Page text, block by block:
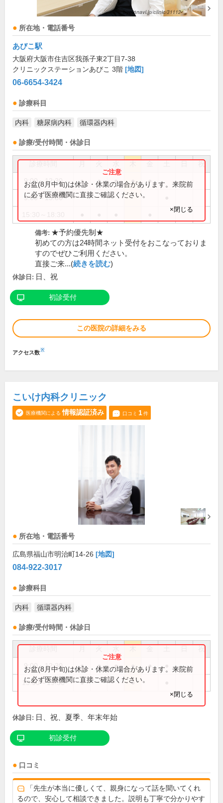
所在地・電話番号
あびこ駅
大阪府大阪市住吉区我孫子東2丁目7-38
クリニックステーションあびこ 3階 [地図]
06-6654-3424
診療科目
内科 糖尿病内科 循環器内科
診療/受付時間・休診日
祝
9:00～12:30 ● ● ● ● ●
9:00～13:30
お盆(8月中旬)は休診・休業の場合があります。来院前
に必ず医療機関に直接ご確認ください。
×閉じる
備考: ★予約優先制★
初めての方は24時間ネット受付をおこなっておりま
すのでぜひご利用ください。
直接ご来...(続きを読む)
休診日: 日、祝
初診受付
この医院の詳細をみる
アクセス数※
こいけ内科クリニック
医療機関による 情報認証済み 口コミ 1件
所在地・電話番号
広島県福山市明治町14-26 [地図]
084-922-3017
診療科目
内科 循環器内科
診療/受付時間・休診日
祝
9:00～12:30 ● ● ● ● ●
15:00～19:30 ● ●
お盆(8月中旬)は休診・休業の場合があります。来院前
に必ず医療機関に直接ご確認ください。
×閉じる
休診日: 日、祝、夏季、年末年始
初診受付
口コミ
「先生が本当に優しくて、親身になって話を聞いてくれ
るので、安心して相談できました。説明も丁寧で分かりやす